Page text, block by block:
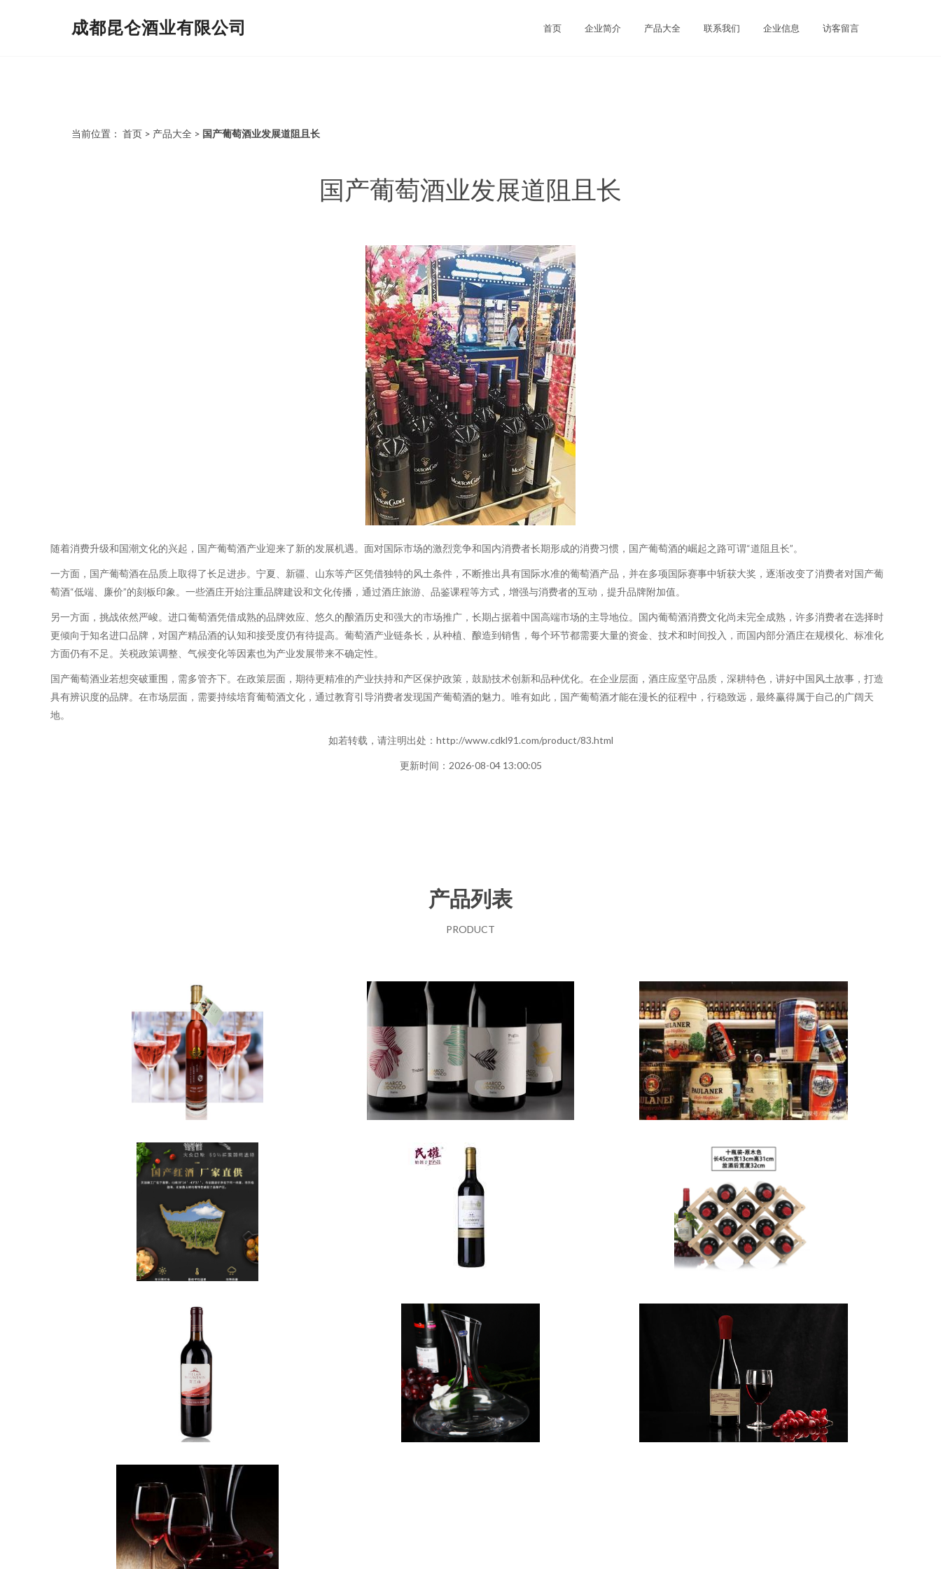
成都昆仑酒业有限公司 首页 企业简介 产品大全 联系我们 企业信息 访客留言
当前位置： 首页 > 产品大全 > 国产葡萄酒业发展道阻且长
国产葡萄酒业发展道阻且长
随着消费升级和国潮文化的兴起，国产葡萄酒产业迎来了新的发展机遇。面对国际市场的激烈竞争和国内消费者长期形成的消费习惯，国产葡萄酒的崛起之路可谓“道阻且长”。
一方面，国产葡萄酒在品质上取得了长足进步。宁夏、新疆、山东等产区凭借独特的风土条件，不断推出具有国际水准的葡萄酒产品，并在多项国际赛事中斩获大奖，逐渐改变了消费者对国产葡
萄酒“低端、廉价”的刻板印象。一些酒庄开始注重品牌建设和文化传播，通过酒庄旅游、品鉴课程等方式，增强与消费者的互动，提升品牌附加值。
另一方面，挑战依然严峻。进口葡萄酒凭借成熟的品牌效应、悠久的酿酒历史和强大的市场推广，长期占据着中国高端市场的主导地位。国内葡萄酒消费文化尚未完全成熟，许多消费者在选择时
更倾向于知名进口品牌，对国产精品酒的认知和接受度仍有待提高。葡萄酒产业链条长，从种植、酿造到销售，每个环节都需要大量的资金、技术和时间投入，而国内部分酒庄在规模化、标准化
方面仍有不足。关税政策调整、气候变化等因素也为产业发展带来不确定性。
国产葡萄酒业若想突破重围，需多管齐下。在政策层面，期待更精准的产业扶持和产区保护政策，鼓励技术创新和品种优化。在企业层面，酒庄应坚守品质，深耕特色，讲好中国风土故事，打造
具有辨识度的品牌。在市场层面，需要持续培育葡萄酒文化，通过教育引导消费者发现国产葡萄酒的魅力。唯有如此，国产葡萄酒才能在漫长的征程中，行稳致远，最终赢得属于自己的广阔天
地。
如若转载，请注明出处：http://www.cdkl91.com/product/83.html
更新时间：2026-08-04 13:00:05
产品列表
PRODUCT